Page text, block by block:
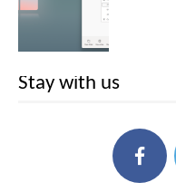
Stay with us